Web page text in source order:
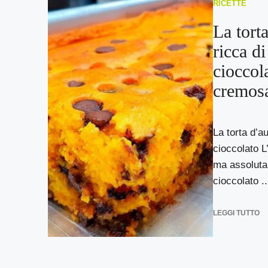
RICETTE
La
ricca
La torta
cioccolato
ma
cioccolato
LEGGI TUTTO